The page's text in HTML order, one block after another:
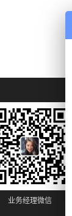
业务经理微信